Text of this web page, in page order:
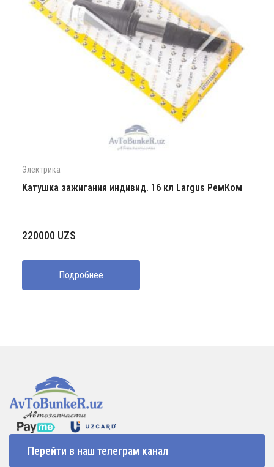
Электрика
Катушка зажигания индивид. 16 кл Largus РемКом
220000 UZS
Подробнее
Перейти в наш телеграм канал